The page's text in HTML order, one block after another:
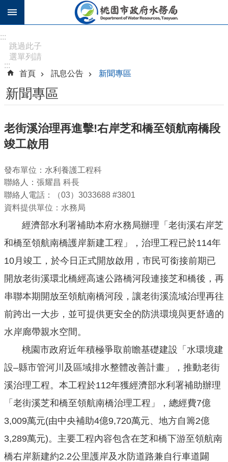
跳到主要內容區塊
階
搜
尋
息
公
認
識
水
務
關
通
錄
業
務
資
民
服
務
政
資
訊
:::
跳過此子
選單列請
[Enter]，
繼續則按
[Tab]
:::
首頁
訊息公告 新聞專區
新聞專區
老街溪治理再進擊!右岸芝和橋至領航南橋段
竣工啟用
發布單位：水利養護工程科
聯絡人：張耀昌 科長
聯絡人電話：（03）3033688 #3801
資料提供單位：水務局
經濟部水利署補助本府水務局辦理「老街溪右岸芝
和橋至領航南橋護岸新建工程」，治理工程已於114年
10月竣工，於今日正式開放啟用，市民可銜接前期已
開放老街溪環北橋經高速公路橋河段連接芝和橋後，再
串聯本期開放至領航南橋河段，讓老街溪流域治理再往
前跨出一大步，並可提供更安全的防洪環境與更舒適的
水岸廊帶親水空間。
桃園市政府近年積極爭取前瞻基礎建設「水環境建
設–縣市管河川及區域排水整體改善計畫」，推動老街
溪治理工程。本工程於112年獲經濟部水利署補助辦理
「老街溪芝和橋至領航南橋治理工程」，總經費7億
3,009萬元(由中央補助4億9,720萬元、地方自籌2億
3,289萬元)。主要工程內容包含在芝和橋下游至領航南
橋右岸新建約2.2公里護岸及水防道路兼自行車道闢